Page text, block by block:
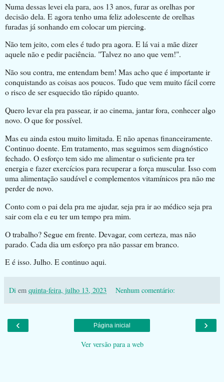
Numa dessas levei ela para, aos 13 anos, furar as orelhas por
decisão dela. E agora tenho uma feliz adolescente de orelhas
furadas já sonhando em colocar um piercing.
Não tem jeito, com eles é tudo pra agora. E lá vai a mãe dizer
aquele não e pedir paciência. "Talvez no ano que vem!".
Não sou contra, me entendam bem! Mas acho que é importante ir
conquistando as coisas aos poucos. Tudo que vem muito fácil corre
o risco de ser esquecido tão rápido quanto.
Quero levar ela pra passear, ir ao cinema, jantar fora, conhecer algo
novo. O que for possível.
Mas eu ainda estou muito limitada. E não apenas financeiramente.
Continuo doente. Em tratamento, mas seguimos sem diagnóstico
fechado. O esforço tem sido me alimentar o suficiente pra ter
energia e fazer exercícios para recuperar a força muscular. Isso com
uma alimentação saudável e complementos vitamínicos pra não me
perder de novo.
Conto com o pai dela pra me ajudar, seja pra ir ao médico seja pra
sair com ela e eu ter um tempo pra mim.
O trabalho? Segue em frente. Devagar, com certeza, mas não
parado. Cada dia um esforço pra não passar em branco.
E é isso. Julho. E continuo aqui.
Di em quinta-feira, julho 13, 2023 Nenhum comentário:
‹ ›
Página inicial
Ver versão para a web